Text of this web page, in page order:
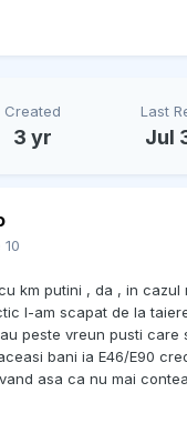
Created
3 yr
Last
Jul
10
km putini , da , in cazul
l-am scapat de la
peste vreun pusti care
bani ia E46/E90
asa ca nu mai